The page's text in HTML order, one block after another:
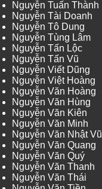
Nguyễn Tuấn Thành
Nguyễn Tài Doanh
Nguyễn Tô Dung
Nguyễn Tùng Lâm
Nguyễn Tấn Lộc
Nguyễn Tấn Vũ
Nguyễn Viết Dũng
Nguyễn Việt Hoàng
Nguyễn Văn Hoàng
Nguyễn Văn Hùng
Nguyễn Văn Kiên
Nguyễn Văn Minh
Nguyễn Văn Nhật Vũ
Nguyễn Văn Quang
Nguyễn Văn Quý
Nguyễn Văn Thanh
Nguyễn Văn Thái